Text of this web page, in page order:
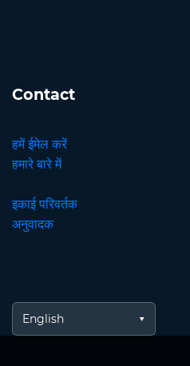
Contact
हमें ईमेल करें
हमारे बारे में
इकाई परिवर्तक
अनुवादक
English